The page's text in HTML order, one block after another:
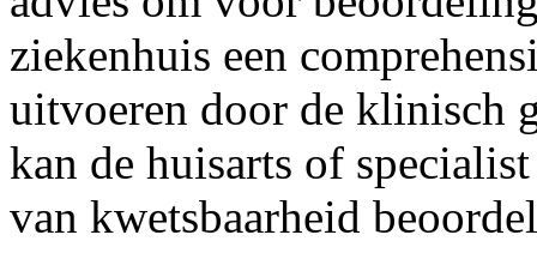
ziekenhuis een
uitvoeren door de klinisch
kan de huisarts of
van kwetsbaarheid